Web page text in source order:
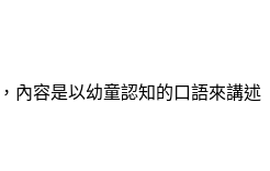
內容是以幼童認知的口語來講述